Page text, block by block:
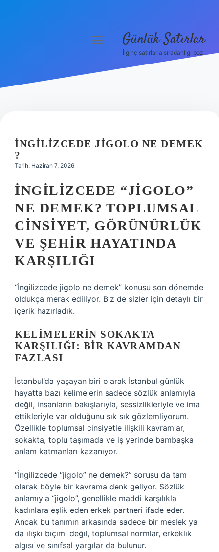
Hakkımızda
menüyü Günlük Satırlar
İlginç satırlarla sıradanlığı boz.
İNGILIZCEDE JIGOLO NE DEMEK
?
Tarih: Haziran 7, 2026
İNGILIZCEDE “JIGOLO”
NE DEMEK? TOPLUMSAL
CINSIYET, GÖRÜNÜRLÜK
VE ŞEHIR HAYATINDA
KARŞILIĞI
“İngilizcede jigolo ne demek” konusu son dönemde
oldukça merak ediliyor. Biz de sizler için detaylı bir
içerik hazırladık.
KELIMELERIN SOKAKTA
KARŞILIĞI: BIR KAVRAMDAN
FAZLASI
İstanbul’da yaşayan biri olarak İstanbul günlük
hayatta bazı kelimelerin sadece sözlük anlamıyla
değil, insanların bakışlarıyla, sessizlikleriyle ve ima
ettikleriyle var olduğunu sık sık gözlemliyorum.
Özellikle toplumsal cinsiyetle ilişkili kavramlar,
sokakta, toplu taşımada ve iş yerinde bambaşka
anlam katmanları kazanıyor.
“İngilizcede “jigolo” ne demek?” sorusu da tam
olarak böyle bir kavrama denk geliyor. Sözlük
anlamıyla “jigolo”, genellikle maddi karşılıkla
kadınlara eşlik eden erkek partneri ifade eder.
Ancak bu tanımın arkasında sadece bir meslek ya
da ilişki biçimi değil, toplumsal normlar, erkeklik
algısı ve sınıfsal yargılar da bulunur.